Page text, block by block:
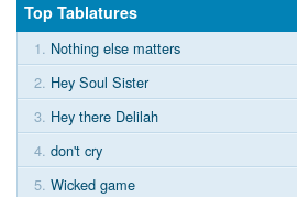
Top Tablatures
1. Nothing else matters
2. Hey Soul Sister
3. Hey there Delilah
4. don't cry
5. Wicked game